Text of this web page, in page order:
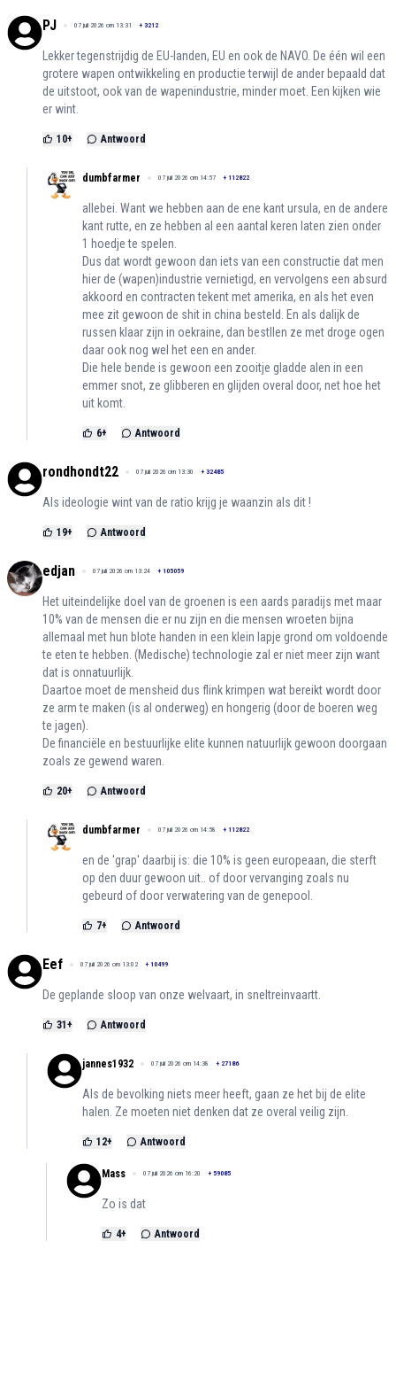
PJ 07 juli 2026 om 13:31 + 3212
Lekker tegenstrijdig de EU-landen, EU en ook de NAVO. De één wil een
grotere wapen ontwikkeling en productie terwijl de ander bepaald dat
de uitstoot, ook van de wapenindustrie, minder moet. Een kijken wie
er wint.
10+ Antwoord
dumbfarmer 07 juli 2026 om 14:57 + 112822
allebei. Want we hebben aan de ene kant ursula, en de andere
kant rutte, en ze hebben al een aantal keren laten zien onder
1 hoedje te spelen.
Dus dat wordt gewoon dan iets van een constructie dat men
hier de (wapen)industrie vernietigd, en vervolgens een absurd
akkoord en contracten tekent met amerika, en als het even
mee zit gewoon de shit in china besteld. En als dalijk de
russen klaar zijn in oekraine, dan bestllen ze met droge ogen
daar ook nog wel het een en ander.
Die hele bende is gewoon een zooitje gladde alen in een
emmer snot, ze glibberen en glijden overal door, net hoe het
uit komt.
6+ Antwoord
rondhondt22 07 juli 2026 om 13:30 + 32485
Als ideologie wint van de ratio krijg je waanzin als dit !
19+ Antwoord
edjan 07 juli 2026 om 13:24 + 105059
Het uiteindelijke doel van de groenen is een aards paradijs met maar
10% van de mensen die er nu zijn en die mensen wroeten bijna
allemaal met hun blote handen in een klein lapje grond om voldoende
te eten te hebben. (Medische) technologie zal er niet meer zijn want
dat is onnatuurlijk.
Daartoe moet de mensheid dus flink krimpen wat bereikt wordt door
ze arm te maken (is al onderweg) en hongerig (door de boeren weg
te jagen).
De financiële en bestuurlijke elite kunnen natuurlijk gewoon doorgaan
zoals ze gewend waren.
20+ Antwoord
dumbfarmer 07 juli 2026 om 14:58 + 112822
en de 'grap' daarbij is: die 10% is geen europeaan, die sterft
op den duur gewoon uit.. of door vervanging zoals nu
gebeurd of door verwatering van de genepool.
7+ Antwoord
Eef 07 juli 2026 om 13:02 + 10499
De geplande sloop van onze welvaart, in sneltreinvaartt.
31 + Antwoord
jannes1932 07 juli 2026 om 14:38 + 27186
Als de bevolking niets meer heeft, gaan ze het bij de elite
halen. Ze moeten niet denken dat ze overal veilig zijn.
12+ Antwoord
Mass 07 juli 2026 om 16:20 + 59085
Zo is dat
4+ Antwoord